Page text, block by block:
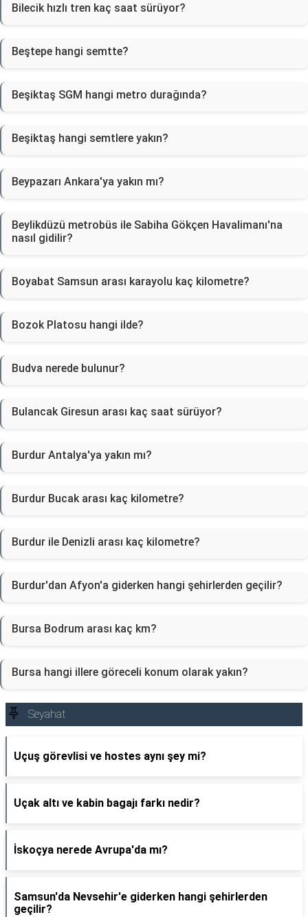
Bilecik hızlı tren kaç saat sürüyor?
Beştepe hangi semtte?
Beşiktaş SGM hangi metro durağında?
Beşiktaş hangi semtlere yakın?
Beypazarı Ankara'ya yakın mı?
Beylikdüzü metrobüs ile Sabiha Gökçen Havalimanı'na
nasıl gidilir?
Boyabat Samsun arası karayolu kaç kilometre?
Bozok Platosu hangi ilde?
Budva nerede bulunur?
Bulancak Giresun arası kaç saat sürüyor?
Burdur Antalya'ya yakın mı?
Burdur Bucak arası kaç kilometre?
Burdur ile Denizli arası kaç kilometre?
Burdur'dan Afyon'a giderken hangi şehirlerden geçilir?
Bursa Bodrum arası kaç km?
Bursa hangi illere göreceli konum olarak yakın?
Seyahat
Uçuş görevlisi ve hostes aynı şey mi?
Uçak altı ve kabin bagajı farkı nedir?
İskoçya nerede Avrupa'da mı?
Samsun'da Nevsehir'e giderken hangi şehirlerden
geçilir?